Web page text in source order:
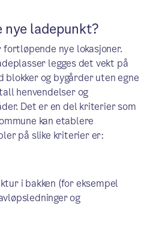
nye ladepunkt?
nye lokasjoner.
legges det vekt på
og bygårder uten egne
henvendelser og
Det er en del kriterier som
kan etablere
på slike kriterier er:
i bakken (for eksempel
og